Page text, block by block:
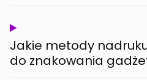
Jakie metody
do znakowania